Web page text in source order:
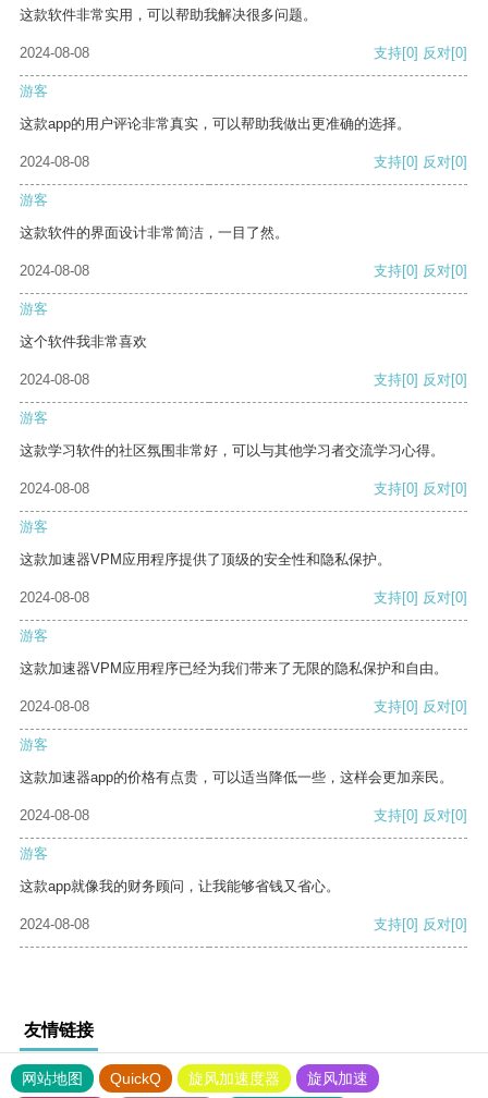
这款软件非常实用，可以帮助我解决很多问题。
2024-08-08 支持[0] 反对[0]
游客
这款app的用户评论非常真实，可以帮助我做出更准确的选择。
2024-08-08 支持[0] 反对[0]
游客
这款软件的界面设计非常简洁，一目了然。
2024-08-08 支持[0] 反对[0]
游客
这个软件我非常喜欢
2024-08-08 支持[0] 反对[0]
游客
这款学习软件的社区氛围非常好，可以与其他学习者交流学习心得。
2024-08-08 支持[0] 反对[0]
游客
这款加速器VPM应用程序提供了顶级的安全性和隐私保护。
2024-08-08 支持[0] 反对[0]
游客
这款加速器VPM应用程序已经为我们带来了无限的隐私保护和自由。
2024-08-08 支持[0] 反对[0]
游客
这款加速器app的价格有点贵，可以适当降低一些，这样会更加亲民。
2024-08-08 支持[0] 反对[0]
游客
这款app就像我的财务顾问，让我能够省钱又省心。
2024-08-08 支持[0] 反对[0]
友情链接
网站地图 QuickQ 旋风加速度器 旋风加速